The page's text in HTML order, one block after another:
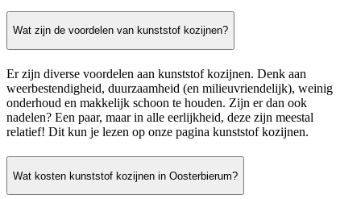
Wat zijn de voordelen van kunststof kozijnen?
Er zijn diverse voordelen aan kunststof kozijnen. Denk aan
weerbestendigheid, duurzaamheid (en milieuvriendelijk), weinig
onderhoud en makkelijk schoon te houden. Zijn er dan ook
nadelen? Een paar, maar in alle eerlijkheid, deze zijn meestal
relatief! Dit kun je lezen op onze pagina kunststof kozijnen.
Wat kosten kunststof kozijnen in Oosterbierum?